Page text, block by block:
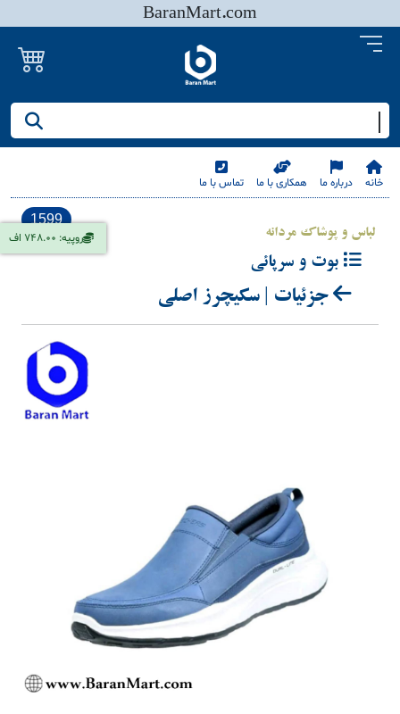
BaranMart.com
خانه درباره ما همکاری با ما تماس با ما
روپیه: 748.00 اف
1599
لباس و پوشاک مردانه
بوت و سرپائی
جزئیات | سکیچرز اصلی